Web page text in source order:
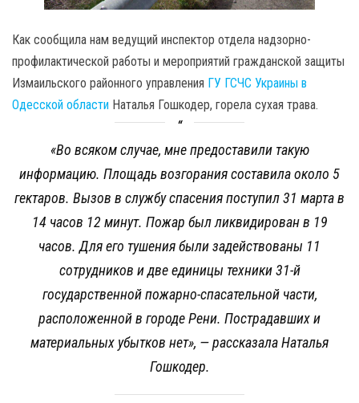
Как сообщила нам ведущий инспектор отдела надзорно-
профилактической работы и мероприятий гражданской защиты
Измаильского районного управления ГУ ГСЧС Украины в
Одесской области Наталья Гошкодер, горела сухая трава.
«Во всяком случае, мне предоставили такую
информацию. Площадь возгорания составила около 5
гектаров. Вызов в службу спасения поступил 31 марта в
14 часов 12 минут. Пожар был ликвидирован в 19
часов. Для его тушения были задействованы 11
сотрудников и две единицы техники 31-й
государственной пожарно-спасательной части,
расположенной в городе Рени. Пострадавших и
материальных убытков нет», — рассказала Наталья
Гошкодер.